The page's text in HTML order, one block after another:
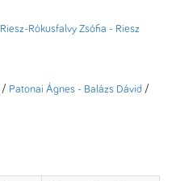
Riesz-Rókusfalvy Zsófia - Riesz
/ Patonai Ágnes - Balázs Dávid /